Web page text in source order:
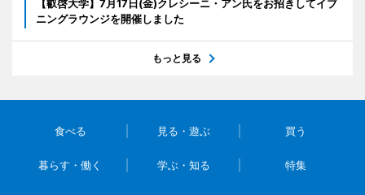
【叡啓大学】7月17日(金)クレシーニ・アン氏をお招きしてイブ
ニングラウンジを開催しました
もっと見る
食べる 見る・遊ぶ 買う
暮らす・働く 学ぶ・知る 特集